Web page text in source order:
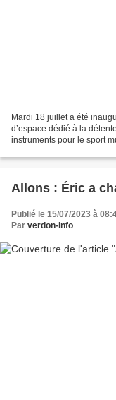
Mardi 18 juillet a été
d’espace dédié à la
instruments pour le sport
Allons : Éric a
Publié le 15/07/2023 à
Par verdon-info